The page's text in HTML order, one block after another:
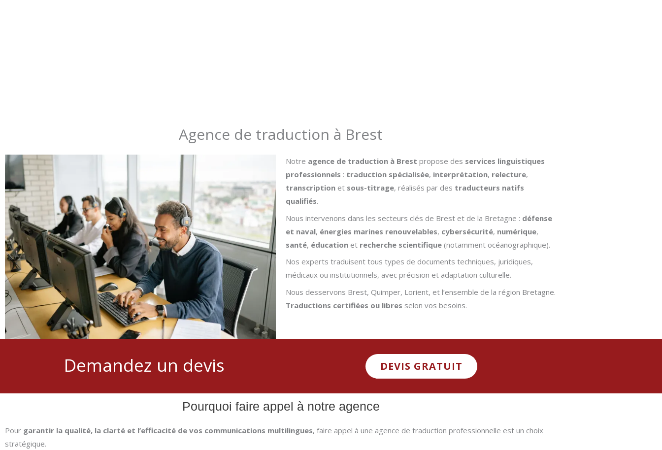
Agence de traduction à Brest
Notre agence de traduction à Brest propose des services linguistiques
professionnels : traduction spécialisée, interprétation, relecture,
transcription et sous-titrage, réalisés par des traducteurs natifs
qualifiés.
Nous intervenons dans les secteurs clés de Brest et de la Bretagne : défense
et naval, énergies marines renouvelables, cybersécurité, numérique,
santé, éducation et recherche scientifique (notamment océanographique).
Nos experts traduisent tous types de documents techniques, juridiques,
médicaux ou institutionnels, avec précision et adaptation culturelle.
Nous desservons Brest, Quimper, Lorient, et l’ensemble de la région Bretagne.
Traductions certifiées ou libres selon vos besoins.
Demandez un devis DEVIS GRATUIT
Pourquoi faire appel à notre agence
Pour garantir la qualité, la clarté et l’efficacité de vos communications multilingues, faire appel à une agence de traduction professionnelle est un choix
stratégique.